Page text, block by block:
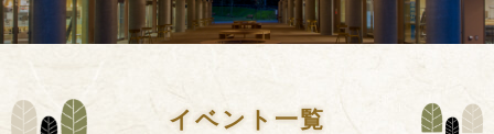
イベント一覧